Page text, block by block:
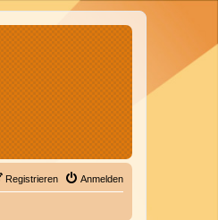
Anmelden
Registrieren